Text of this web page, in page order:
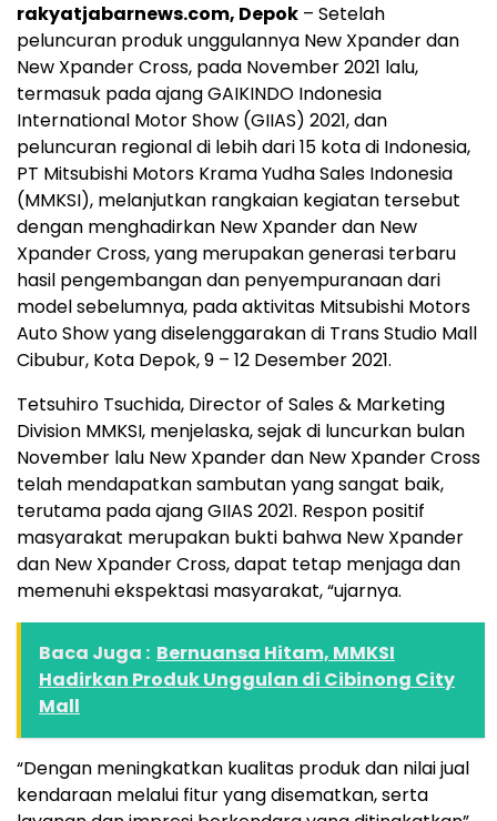
rakyatjabarnews.com, Depok – Setelah
peluncuran produk unggulannya New Xpander dan
New Xpander Cross, pada November 2021 lalu,
termasuk pada ajang GAIKINDO Indonesia
International Motor Show (GIIAS) 2021, dan
peluncuran regional di lebih dari 15 kota di Indonesia,
PT Mitsubishi Motors Krama Yudha Sales Indonesia
(MMKSI), melanjutkan rangkaian kegiatan tersebut
dengan menghadirkan New Xpander dan New
Xpander Cross, yang merupakan generasi terbaru
hasil pengembangan dan penyempuranaan dari
model sebelumnya, pada aktivitas Mitsubishi Motors
Auto Show yang diselenggarakan di Trans Studio Mall
Cibubur, Kota Depok, 9 – 12 Desember 2021.
Tetsuhiro Tsuchida, Director of Sales & Marketing
Division MMKSI, menjelaska, sejak di luncurkan bulan
November lalu New Xpander dan New Xpander Cross
telah mendapatkan sambutan yang sangat baik,
terutama pada ajang GIIAS 2021. Respon positif
masyarakat merupakan bukti bahwa New Xpander
dan New Xpander Cross, dapat tetap menjaga dan
memenuhi ekspektasi masyarakat, “ujarnya.
Baca Juga : Bernuansa Hitam, MMKSI
Hadirkan Produk Unggulan di Cibinong City
Mall
“Dengan meningkatkan kualitas produk dan nilai jual
kendaraan melalui fitur yang disematkan, serta